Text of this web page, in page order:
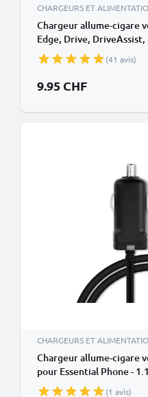
CHARGEURS ET
Chargeur allume-cigare
Edge, Drive,
eTrex, GPSMAP - 1.1m,
(41 avis)
9.95 CHF
CHARGEURS ET
Chargeur allume-cigare
pour Essential Phone -
(1 avis)